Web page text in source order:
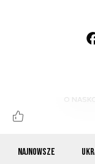
Najnowsze
O NAS